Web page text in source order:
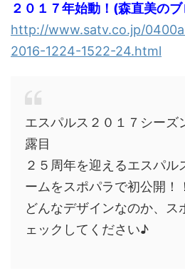
２０１７年始動！(森直美の
http://www.satv.co.jp/
2016-1224-1522-24.html
エスパルス２０１７シーズ
露目
２５周年を迎えるエスパル
ームをスポパラで初公開！！
どんなデザインなのか、ス
ェックしてください♪